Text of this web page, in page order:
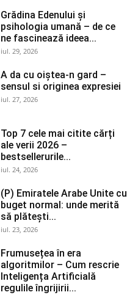
Grădina Edenului și
psihologia umană – de ce
ne fascinează ideea...
iul. 29, 2026
A da cu oiștea-n gard –
sensul si originea expresiei
iul. 27, 2026
Top 7 cele mai citite cărți
ale verii 2026 –
bestsellerurile...
iul. 24, 2026
(P) Emiratele Arabe Unite cu
buget normal: unde merită
să plătești...
iul. 23, 2026
Frumusețea în era
algoritmilor – Cum rescrie
Inteligența Artificială
regulile îngrijirii...